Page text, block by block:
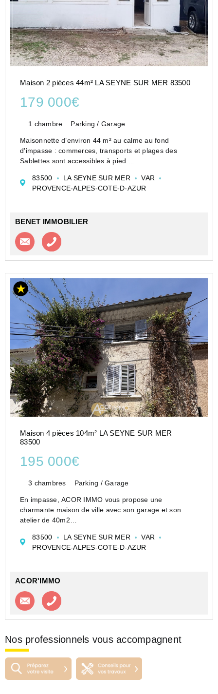
Maison 2 pièces 44m² LA SEYNE SUR MER 83500
179 000€
1 chambre Parking / Garage
Maisonnette d’environ 44 m² au calme au fond
d'impasse : commerces, transports et plages des
Sablettes sont accessibles à pied.
fenêtre et des toilettes indépendantes.
Pas de charges. Possibilité g...
83500 LA SEYNE SUR MER
VAR
PROVENCE-ALPES-COTE-D-AZUR
BENET IMMOBILIER
Contacter l'agence
Maison 4 pièces 104m² LA SEYNE SUR MER
83500
195 000€
3 chambres Parking / Garage
En impasse, ACOR IMMO vous propose une
charmante maison de ville avec son garage et son
atelier de 40m2
atelier d' environ 40 m2 ainsi qu'un hall d' entrée ,wc
au 1 er étage un vaste ...
83500 LA SEYNE SUR MER
VAR
PROVENCE-ALPES-COTE-D-AZUR
ACOR'IMMO
Contacter l'agence
Nos professionnels vous accompagnent